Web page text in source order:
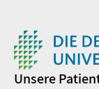
Unsere